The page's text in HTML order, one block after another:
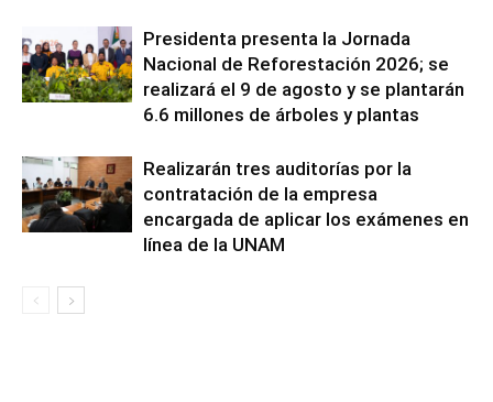
Presidenta presenta la Jornada
Nacional de Reforestación 2026; se
realizará el 9 de agosto y se plantarán
6.6 millones de árboles y plantas
Realizarán tres auditorías por la
contratación de la empresa
encargada de aplicar los exámenes en
línea de la UNAM